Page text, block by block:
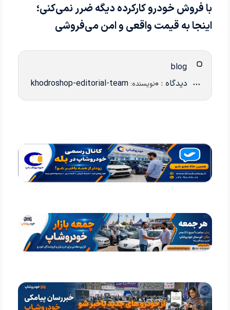
با فروش خودرو کارکرده دیگه ضرر نمی‌کنی؛
اینجا به قیمت واقعی و امن می‌فروشی
دیدگاه : 0 نویسنده: khodroshop-editorial-team